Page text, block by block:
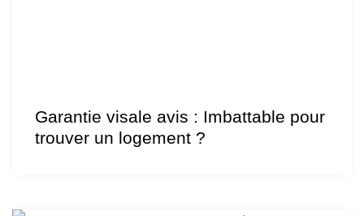
Garantie visale avis : Imbattable pour
trouver un logement ?